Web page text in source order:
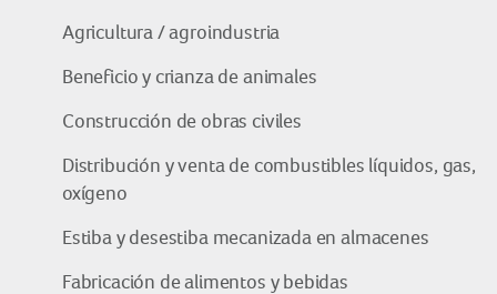
Agricultura / agroindustria
Beneficio y crianza de animales
Construcción de obras civiles
Distribución y venta de combustibles líquidos, gas,
oxígeno
Estiba y desestiba mecanizada en almacenes
Fabricación de alimentos y bebidas